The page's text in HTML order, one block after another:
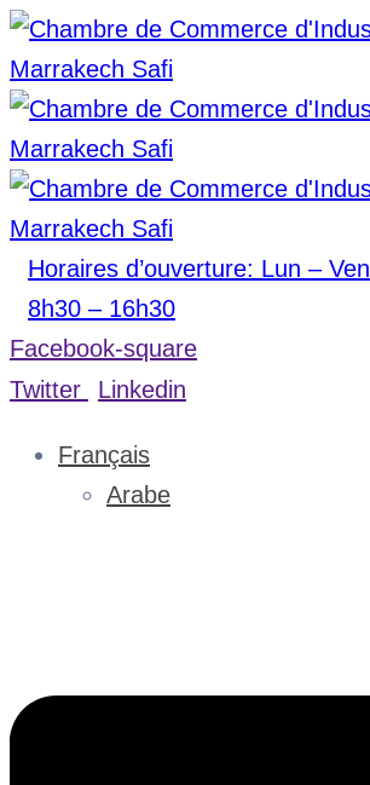
Horaires d’ouverture: Lun – Ven
8h30 – 16h30
Facebook-square
Twitter
Linkedin
Français
Arabe